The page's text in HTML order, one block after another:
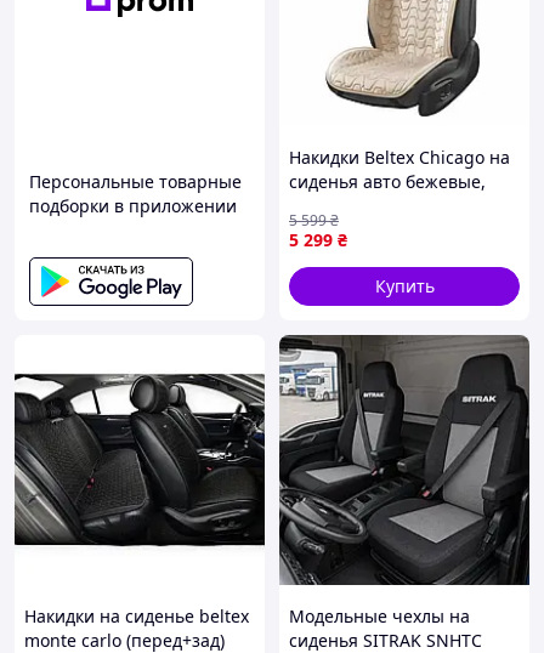
Персональные товарные
подборки в приложении
Накидки Beltex Chicago на
сиденья авто бежевые,
5 299 ₴
5 599₴
Купить
Накидки на сиденье beltex
monte carlo (перед+зад)
Модельные чехлы на
сиденья SITRAK SNHTC